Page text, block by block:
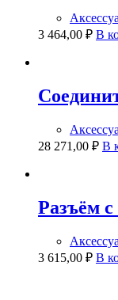
3 464,00 ₽ В
28 271,00 ₽ В
Разъём
3 615,00 ₽ В